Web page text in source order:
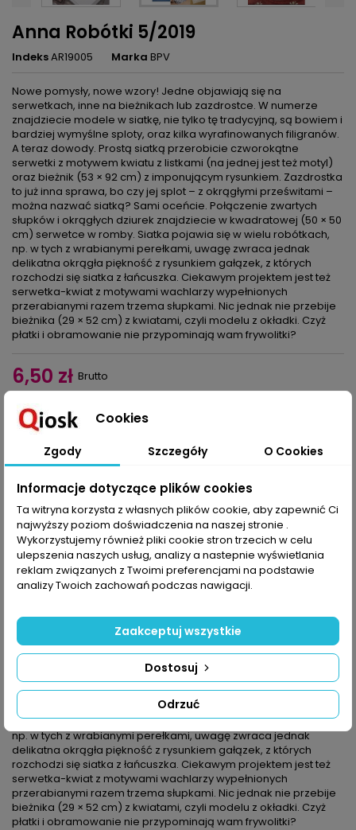
Anna Robótki 5/2019
IndeksAR19005 Marka BPV
Nowe pomysły, nowe wzory! Jedne objawiają się na
serwetkach, inne na bieżnikach lub zazdrostce. W numerze
znajdziecie modele w siatkę, nie tylko tę tradycyjną, są bowiem i
bardziej wymyślne sploty, oraz kilka wyrafinowanych filigranów.
A teraz dowody. Prostą siatką przerobicie czworokątne
serwetki z motywem kwiatu z listkami (na jednej jest też motyl)
oraz bieżnik (53 × 92 cm) z imponującym rysunkiem. Zazdrostka
to już inna sprawa, bo czy jej splot – z okrągłymi prześwitami –
można nazwać siatką? Sami oceńcie. Połączenie zwartych
słupków i okrągłych dziurek znajdziecie w kwadratowej (50 × 50
cm) serwetce w romby. Siatka pojawia się w wielu robótkach,
np. w tych z wrabianymi perełkami, uwagę zwraca jednak
delikatna okrągła piękność z rysunkiem gałązek, z których
rozchodzi się siatka z łańcuszka. Ciekawym projektem jest też
serwetka-kwiat z motywami wachlarzy wypełnionych
przerabianymi razem trzema słupkami. Nic jednak nie przebije
bieżnika (29 × 52 cm) z kwiatami, czyli modelu z okładki. Czyż
płatki i obramowanie nie przypominają wam frywolitki?
6,50 zł Brutto
Ilość
Ostatnie sztuki w magazynie
Udostępnij
OPIS SZCZEGÓŁY PRODUKTU
Nowe pomysły, nowe wzory! Jedne objawiają się na
serwetkach, inne na bieżnikach lub zazdrostce. W numerze
bardziej wymyślne sploty, oraz kilka wyrafinowanych filigranów.
A teraz dowody. Prostą siatką przerobicie czworokątne
serwetki z motywem kwiatu z listkami (na jednej jest też motyl)
oraz bieżnik (53 × 92 cm) z imponującym rysunkiem. Zazdrostka
to już inna sprawa, bo czy jej splot – z okrągłymi prześwitami –
można nazwać siatką? Sami oceńcie. Połączenie zwartych
słupków i okrągłych dziurek znajdziecie w kwadratowej (50 × 50
cm) serwetce w romby. Siatka pojawia się w wielu robótkach,
np. w tych z wrabianymi perełkami, uwagę zwraca jednak
delikatna okrągła piękność z rysunkiem gałązek, z których
rozchodzi się siatka z łańcuszka. Ciekawym projektem jest też
serwetka-kwiat z motywami wachlarzy wypełnionych
przerabianymi razem trzema słupkami. Nic jednak nie przebije
bieżnika (29 × 52 cm) z kwiatami, czyli modelu z okładki. Czyż
płatki i obramowanie nie przypominają wam frywolitki?
Cookies
Zgody Szczegóły O Cookies
Informacje dotyczące plików cookies
Ta witryna korzysta z własnych plików cookie, aby zapewnić Ci
najwyższy poziom doświadczenia na naszej stronie .
Wykorzystujemy również pliki cookie stron trzecich w celu
ulepszenia naszych usług, analizy a nastepnie wyświetlania
reklam związanych z Twoimi preferencjami na podstawie
analizy Twoich zachowań podczas nawigacji.
Odrzuć
Dostosuj
Zaakceptuj wszystkie